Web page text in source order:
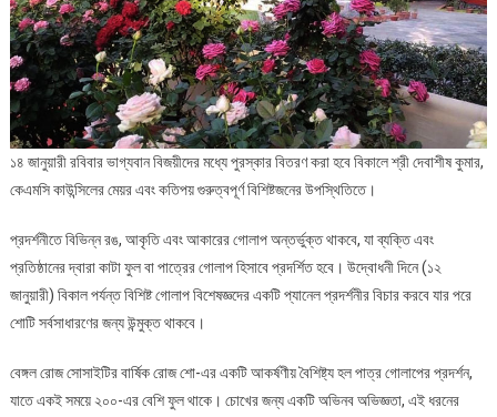
১৪ জানুয়ারী রবিবার ভাগ্যবান বিজয়ীদের মধ্যে পুরস্কার বিতরণ করা হবে বিকালে শ্রী দেবাশীষ কুমার,
কেএমসি কাউন্সিলের মেয়র এবং কতিপয় গুরুত্বপূর্ণ বিশিষ্টজনের উপস্থিতিতে।
প্রদর্শনীতে বিভিন্ন রঙ, আকৃতি এবং আকারের গোলাপ অন্তর্ভুক্ত থাকবে, যা ব্যক্তি এবং
প্রতিষ্ঠানের দ্বারা কাটা ফুল বা পাত্রের গোলাপ হিসাবে প্রদর্শিত হবে। উদ্বোধনী দিনে (১২
জানুয়ারী) বিকাল পর্যন্ত বিশিষ্ট গোলাপ বিশেষজ্ঞদের একটি প্যানেল প্রদর্শনীর বিচার করবে যার পরে
শোটি সর্বসাধারণের জন্য উন্মুক্ত থাকবে।
বেঙ্গল রোজ সোসাইটির বার্ষিক রোজ শো-এর একটি আকর্ষণীয় বৈশিষ্ট্য হল পাত্র গোলাপের প্রদর্শন,
যাতে একই সময়ে ২০০-এর বেশি ফুল থাকে। চোখের জন্য একটি অভিনব অভিজ্ঞতা, এই ধরনের